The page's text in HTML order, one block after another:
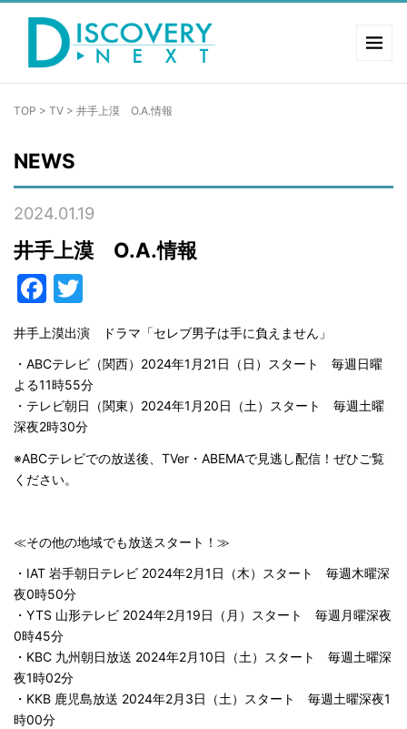
TOP > TV > 井手上漠 O.A.情報
NEWS
2024.01.19
井手上漠 O.A.情報
Facebook
井手上漠出演 ドラマ「セレブ男子は手に負えません」
・ABCテレビ（関西）2024年1月21日（日）スタート 毎週日曜
よる11時55分
・テレビ朝日（関東）2024年1月20日（土）スタート 毎週土曜
深夜2時30分
※ABCテレビでの放送後、TVer・ABEMAで見逃し配信！ぜひご覧
ください。
≪その他の地域でも放送スタート！≫
・IAT 岩手朝日テレビ 2024年2月1日（木）スタート 毎週木曜深
夜0時50分
・YTS 山形テレビ 2024年2月19日（月）スタート 毎週月曜深夜
0時45分
・KBC 九州朝日放送 2024年2月10日（土）スタート 毎週土曜深
夜1時02分
・KKB 鹿児島放送 2024年2月3日（土）スタート 毎週土曜深夜1
時00分